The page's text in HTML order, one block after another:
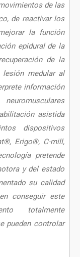
de las
de reactivar los
la función
epidural de la
de la
medular al
información
asistida
dispositivos
Erigo®, C-mill,
pretende
y del estado
su calidad
conseguir este
totalmente
pueden controlar